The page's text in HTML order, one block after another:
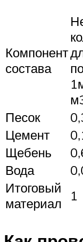
Компонент
состава
Песок
Цемент
Щебень
Вода
Итоговый
материал
1